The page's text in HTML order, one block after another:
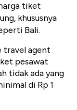
tiket
khususnya
Bali.
travel agent
pesawat
tidak ada yang
di Rp 1